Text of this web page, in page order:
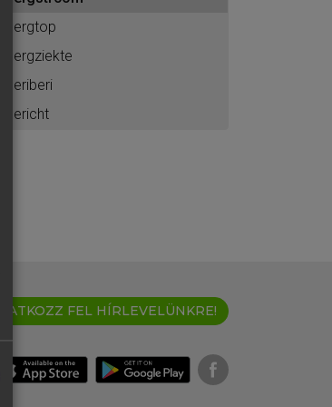
bergtop
bergziekte
beriberi
bericht
IRATKOZZ FEL HÍRLEVELÜNKRE!